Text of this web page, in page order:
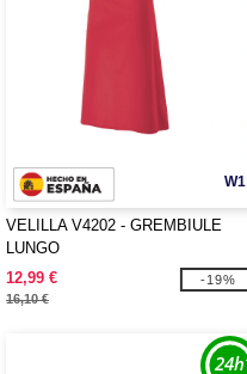
W1
VELILLA V4202 - GREMBIULE
LUNGO
12,99 €
16,10 €
-19%